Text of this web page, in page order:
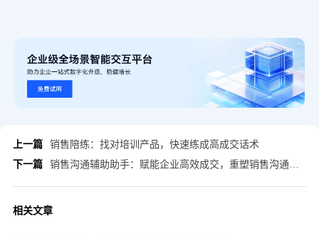
上一篇
销售陪练：找对培训产品，快速练成高成交话术
下一篇
销售沟通辅助助手：赋能企业高效成交，重塑销售沟通新模式
相关文章